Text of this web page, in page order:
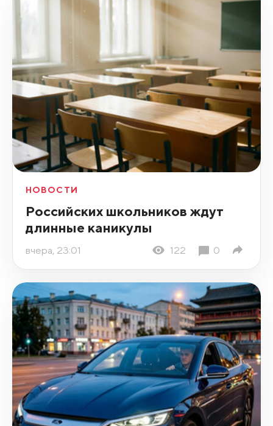
НОВОСТИ
Российских школьников ждут
длинные каникулы
вчера, 23:01 122 0